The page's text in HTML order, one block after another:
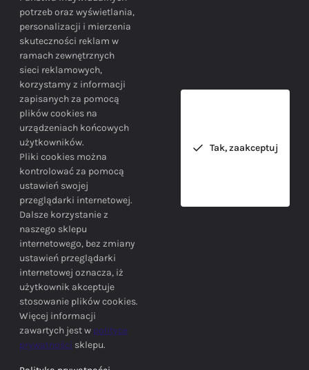
BEZPIECZEŃSTWO
Bezpieczne zakupy gwarantowane!
INFORMACJE
SIEDZIBA FIRMY
potrzeb oraz wyświetlania,
personalizacji i mierzenia
skuteczności reklam w
ramach zewnętrznych
sieci reklamowych,
korzystamy z informacji
zapisanych za pomocą
plików cookies na
urządzeniach końcowych
użytkowników.
Pliki cookies można
kontrolować za pomocą
ustawień swojej
przeglądarki internetowej.
Dalsze korzystanie z
naszego sklepu
internetowego, bez zmiany
ustawień przeglądarki
internetowej oznacza, iż
użytkownik akceptuje
stosowanie plików cookies.
Więcej informacji
zawartych jest w polityce
prywatności sklepu.
Tak, zaakceptuj